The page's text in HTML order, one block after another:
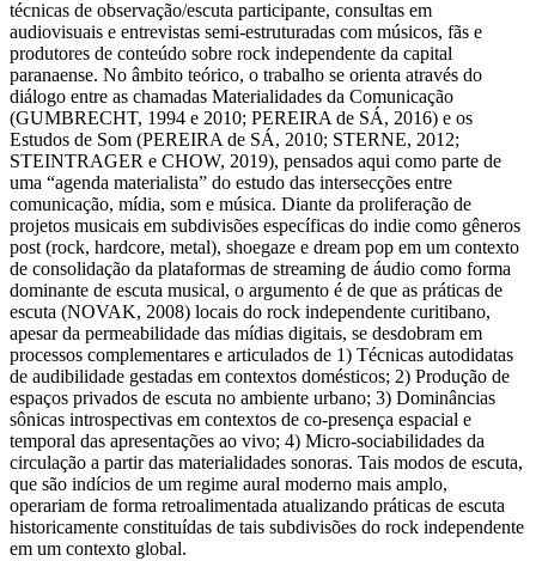
técnicas de observação/escuta participante, consultas em
audiovisuais e entrevistas semi-estruturadas com músicos, fãs e
produtores de conteúdo sobre rock independente da capital
paranaense. No âmbito teórico, o trabalho se orienta através do
diálogo entre as chamadas Materialidades da Comunicação
(GUMBRECHT, 1994 e 2010; PEREIRA de SÁ, 2016) e os
Estudos de Som (PEREIRA de SÁ, 2010; STERNE, 2012;
STEINTRAGER e CHOW, 2019), pensados aqui como parte de
uma “agenda materialista” do estudo das intersecções entre
comunicação, mídia, som e música. Diante da proliferação de
projetos musicais em subdivisões específicas do indie como gêneros
post (rock, hardcore, metal), shoegaze e dream pop em um contexto
de consolidação da plataformas de streaming de áudio como forma
dominante de escuta musical, o argumento é de que as práticas de
escuta (NOVAK, 2008) locais do rock independente curitibano,
apesar da permeabilidade das mídias digitais, se desdobram em
processos complementares e articulados de 1) Técnicas autodidatas
de audibilidade gestadas em contextos domésticos; 2) Produção de
espaços privados de escuta no ambiente urbano; 3) Dominâncias
sônicas introspectivas em contextos de co-presença espacial e
temporal das apresentações ao vivo; 4) Micro-sociabilidades da
circulação a partir das materialidades sonoras. Tais modos de escuta,
que são indícios de um regime aural moderno mais amplo,
operariam de forma retroalimentada atualizando práticas de escuta
historicamente constituídas de tais subdivisões do rock independente
em um contexto global.